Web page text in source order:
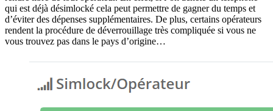
qui est déjà désimlocké cela peut permettre de gagner du temps et
d’éviter des dépenses supplémentaires. De plus, certains opérateurs
rendent la procédure de déverrouillage très compliquée si vous ne
vous trouvez pas dans le pays d’origine…